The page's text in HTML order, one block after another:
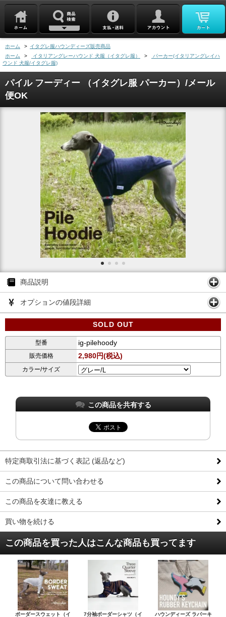
ホーム > イタグレ服ハウンディーズ販売商品
ホーム
> イタリアングレーハウンド 犬服（イタグレ服） >
パーカー(イタリアングレイハ
ウンド 犬服/イタグレ服)
パイル フーディー （イタグレ服 パーカー）/メール
便OK
商品説明
オプションの値段詳細
SOLD OUT
型番 ig-pilehoody
販売価格 2,980円(税込)
カラー/サイズ
この商品を共有する
特定商取引法に基づく表記 (返品など)
この商品について問い合わせる
この商品を友達に教える
買い物を続ける
この商品を買った人はこんな商品も買ってます
ボーダースウェット（イ
7分袖ボーダーシャツ（イ
ハウンディーズ ラバーキ